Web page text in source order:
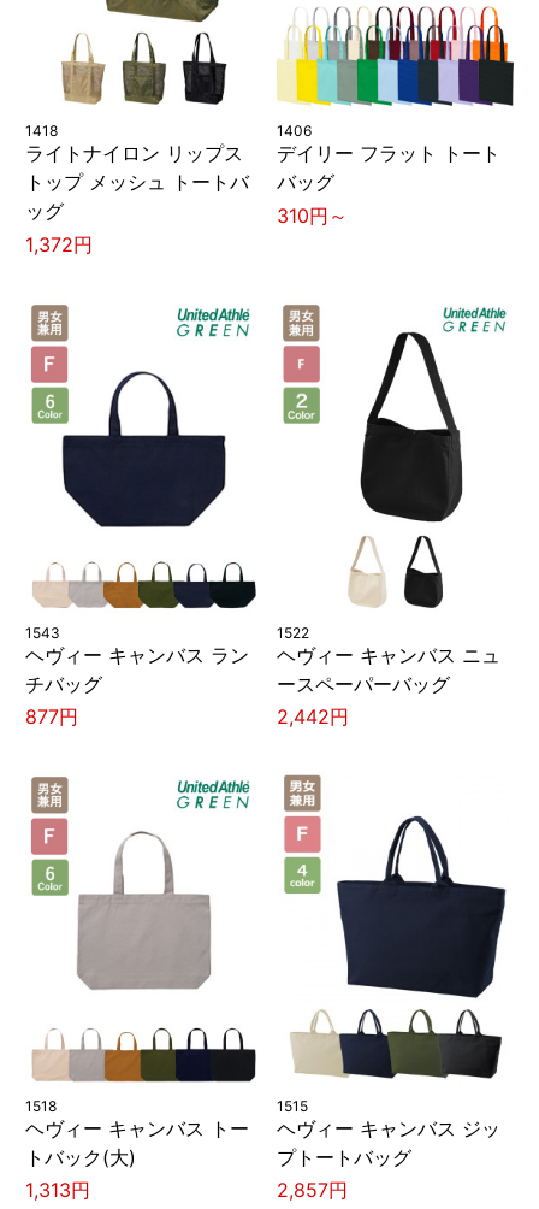
1418
ライトナイロン リップス
トップ メッシュ トートバ
ッグ
1,372円
1406
デイリー フラット トート
バッグ
310円～
1543
ヘヴィー キャンバス ラン
チバッグ
877円
1522
ヘヴィー キャンバス ニュ
ースペーパーバッグ
2,442円
1518
ヘヴィー キャンバス トー
トバック(大)
1,313円
1515
ヘヴィー キャンバス ジッ
プトートバッグ
2,857円